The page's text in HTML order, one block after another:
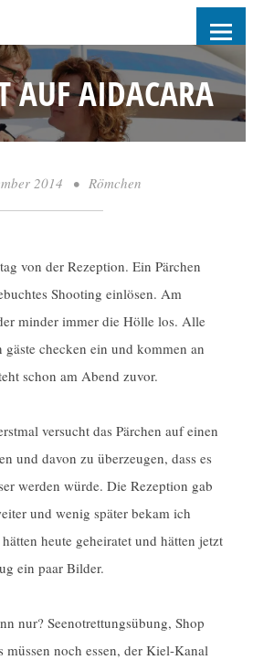
|
COTTBUS UND
AUF AIDACARA
2014 • Römchen
von der Rezeption. Ein Pärchen
Shooting einlösen. Am
minder immer die Hölle los. Alle
gäste checken ein und kommen an
schon am Abend zuvor.
versucht das Pärchen auf einen
und davon zu überzeugen, dass es
werden würde. Die Rezeption gab
und wenig später bekam ich
heute geheiratet und hätten jetzt
ein paar Bilder.
nur? Seenotrettungsübung, Shop
müssen noch essen, der Kiel-Kanal